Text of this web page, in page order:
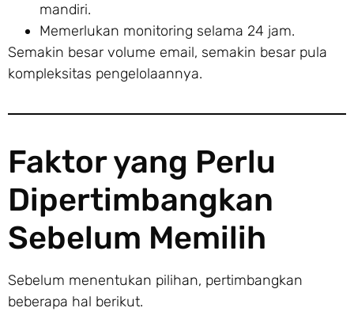
mandiri.
Memerlukan monitoring selama 24 jam.
Semakin besar volume email, semakin besar pula
kompleksitas pengelolaannya.
Faktor yang Perlu
Dipertimbangkan
Sebelum Memilih
Sebelum menentukan pilihan, pertimbangkan
beberapa hal berikut.